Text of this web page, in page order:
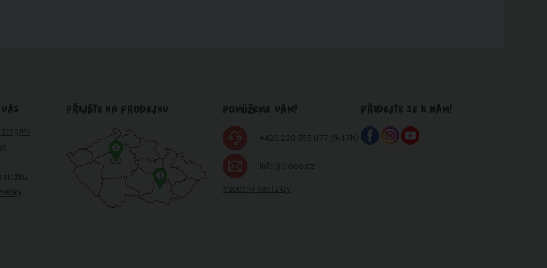
složku
PŘIJĎTE NA PRODEJNU
1
4
POMŮŽEME VÁM?
+420 220 555 077 (9-17h)
info@biooo.cz
Všechny kontakty
PŘIDEJTE SE K NÁM!